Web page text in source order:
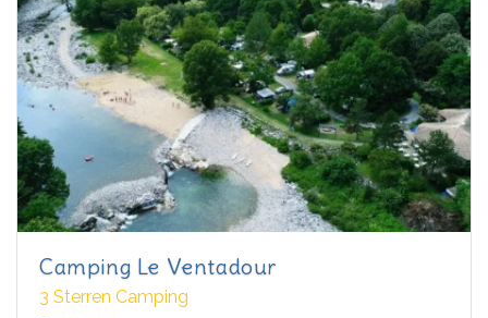
Camping Le Ventadour
3 Sterren Camping